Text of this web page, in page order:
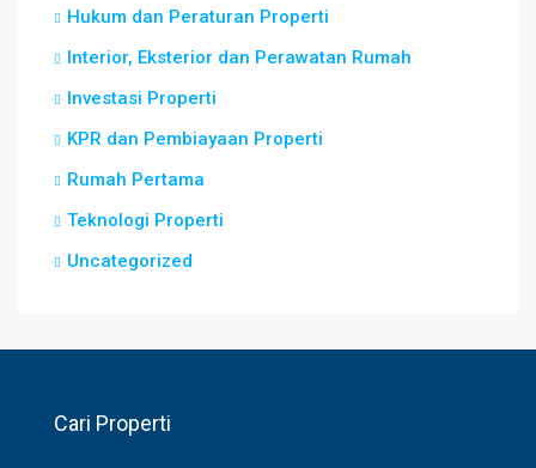
Hukum dan Peraturan Properti
Interior, Eksterior dan Perawatan Rumah
Investasi Properti
KPR dan Pembiayaan Properti
Rumah Pertama
Teknologi Properti
Uncategorized
Cari Properti